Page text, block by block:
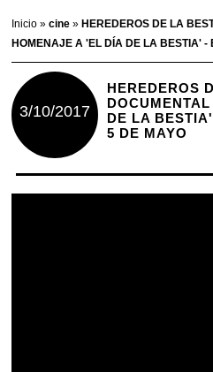
Inicio»cine» HEREDEROS DE LA
HOMENAJE A 'EL DÍA DE LA BESTIA' -
3/10/2017
HEREDEROS
DE LA
5 DE MAYO